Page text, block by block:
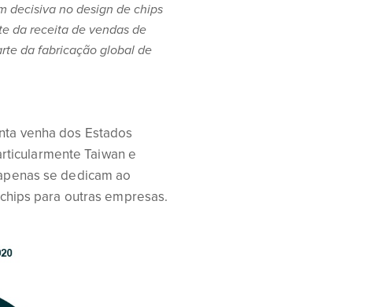
decisiva no design de chips
da receita de vendas de
da fabricação global de
venha dos Estados
Taiwan e
se dedicam ao
para outras empresas.